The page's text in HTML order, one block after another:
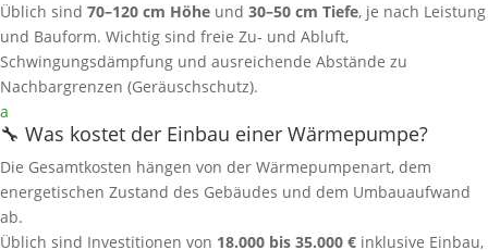
Üblich sind 70–120 cm Höhe und 30–50 cm Tiefe, je nach Leistung
und Bauform. Wichtig sind freie Zu‑ und Abluft,
Schwingungsdämpfung und ausreichende Abstände zu
Nachbargrenzen (Geräuschschutz).
a
🔧 Was kostet der Einbau einer Wärmepumpe?
Die Gesamtkosten hängen von der Wärmepumpenart, dem
energetischen Zustand des Gebäudes und dem Umbauaufwand
ab.
Üblich sind Investitionen von 18.000 bis 35.000 € inklusive Einbau,